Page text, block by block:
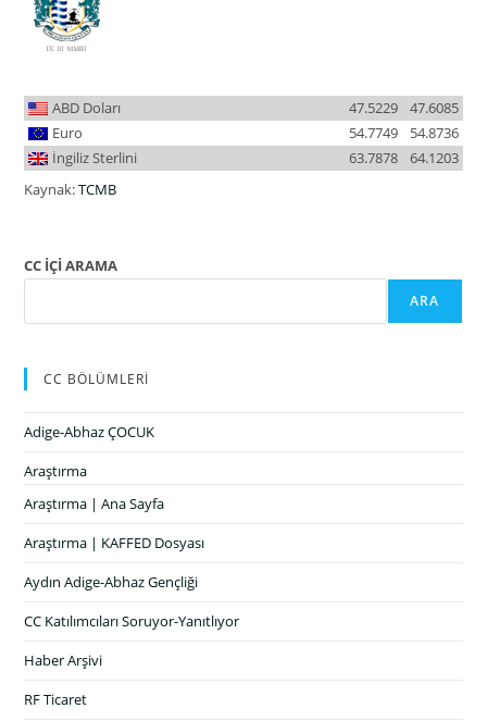
ABD Doları 47.6085
47.5229
Euro
54.8736
54.7749
İngiliz Sterlini
64.1203
63.7878
Kaynak:TCMB
CC İÇİ ARAMA
ARA
CC BÖLÜMLERİ
Adige-Abhaz ÇOCUK
Araştırma
Araştırma | Ana Sayfa
Araştırma | KAFFED Dosyası
Aydın Adige-Abhaz Gençliği
CC Katılımcıları Soruyor-Yanıtlıyor
Haber Arşivi
RF Ticaret